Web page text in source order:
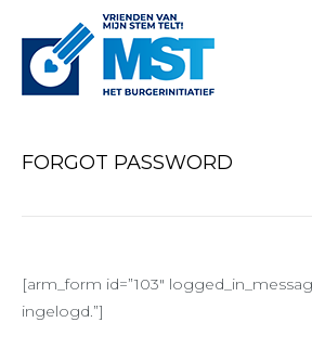
FORGOT PASSWORD
[arm_form id=”103″
ingelogd.”]